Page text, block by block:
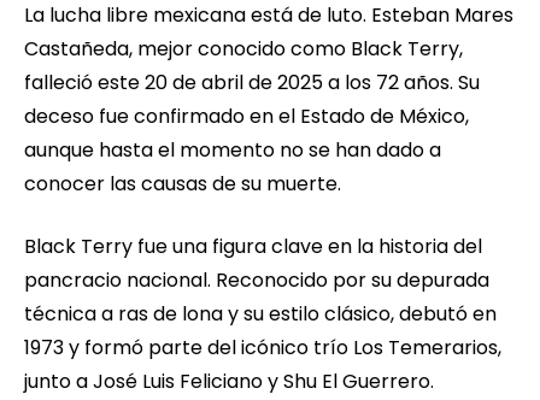
La lucha libre mexicana está de luto. Esteban Mares
Castañeda, mejor conocido como Black Terry,
falleció este 20 de abril de 2025 a los 72 años. Su
deceso fue confirmado en el Estado de México,
aunque hasta el momento no se han dado a
conocer las causas de su muerte.
Black Terry fue una figura clave en la historia del
pancracio nacional. Reconocido por su depurada
técnica a ras de lona y su estilo clásico, debutó en
1973 y formó parte del icónico trío Los Temerarios,
junto a José Luis Feliciano y Shu El Guerrero.